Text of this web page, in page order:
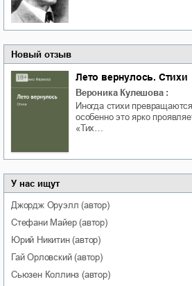
Новый отзыв
Лето вернулось. Стихи
Вероника Кулешова :
Иногда стихи
особенно это ярко
«Тих…
У нас ищут
Джордж Оруэлл (автор)
Стефани Майер(автор)
Юрий Никитин(автор)
Гай Орловский(автор)
Сьюзен Коллинз (автор)